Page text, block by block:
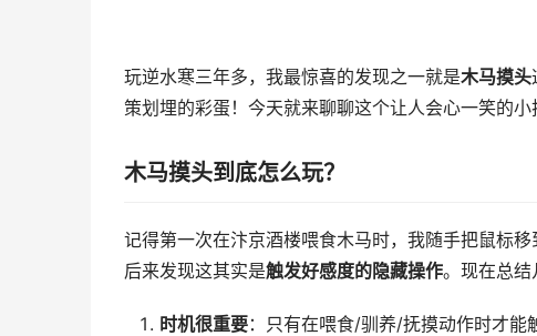
玩逆水寒三年多，我最惊喜的发现之一就是木马摸头
策划埋的彩蛋！今天就来聊聊这个让人会心一笑的
木马摸头到底怎么玩？
记得第一次在汴京酒楼喂食木马时，我随手把鼠标
后来发现这其实是触发好感度的隐藏操作。现在总结
时机很重要：只有在喂食/驯养/抚摸动作时才能